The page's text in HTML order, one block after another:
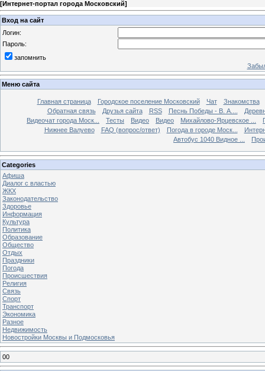
[Интернет-портал города Московский]
Вход на сайт
Логин:
Пароль:
запомнить
Меню сайта
Главная страница Городское поселение Московский Чат
Знакомства
Обратная связь
Друзья сайта RSS Песнь Победы - В. А....
Видеочат города Моск...
Тесты Видео Видео Михайлово-Ярцевское ...
Нижнее Валуево
FAQ (вопрос/ответ) Погода в городе Моск...
Автобус 1040 Видное ...
Categories
Афиша
Диалог с властью
ЖКХ
Законодательство
Здоровье
Информация
Культура
Политика
Образование
Общество
Отдых
Праздники
Погода
Происшествия
Религия
Связь
Спорт
Транспорт
Экономика
Разное
Недвижимость
Новостройки Москвы и Подмосковья
00